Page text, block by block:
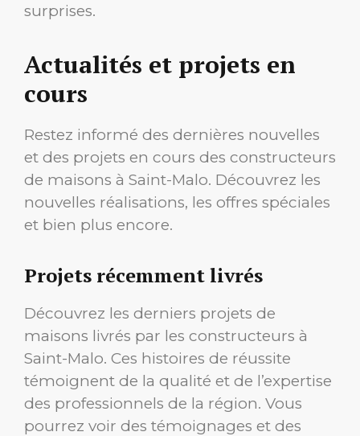
surprises.
Actualités et projets en
cours
Restez informé des dernières nouvelles
et des projets en cours des constructeurs
de maisons à Saint-Malo. Découvrez les
nouvelles réalisations, les offres spéciales
et bien plus encore.
Projets récemment livrés
Découvrez les derniers projets de
maisons livrés par les constructeurs à
Saint-Malo. Ces histoires de réussite
témoignent de la qualité et de l’expertise
des professionnels de la région. Vous
pourrez voir des témoignages et des